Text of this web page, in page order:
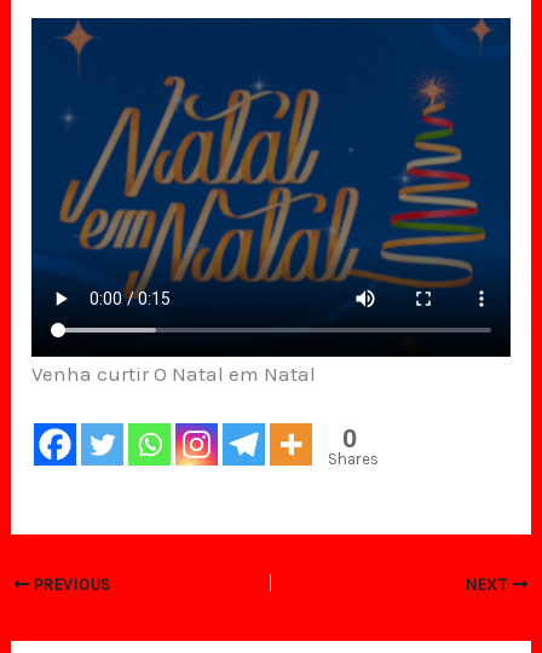
Venha curtir O Natal em Natal
0
Shares
PREVIOUS NEXT